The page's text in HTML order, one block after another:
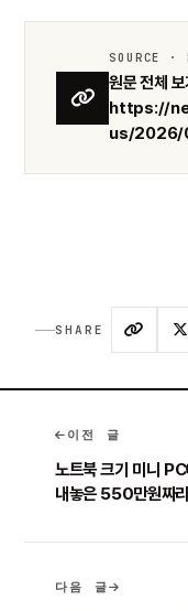
SOURCE ·
원문 전체
https://
us/
SHARE
이전 글
노트북 크기 미니
내놓은 550만원짜
다음 글